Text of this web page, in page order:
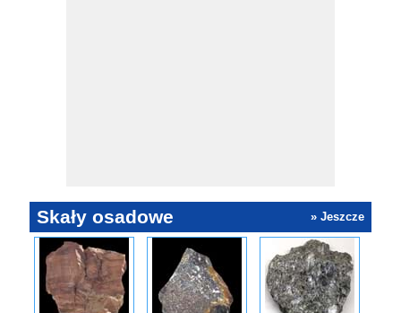
Skały osadowe » Jeszcze